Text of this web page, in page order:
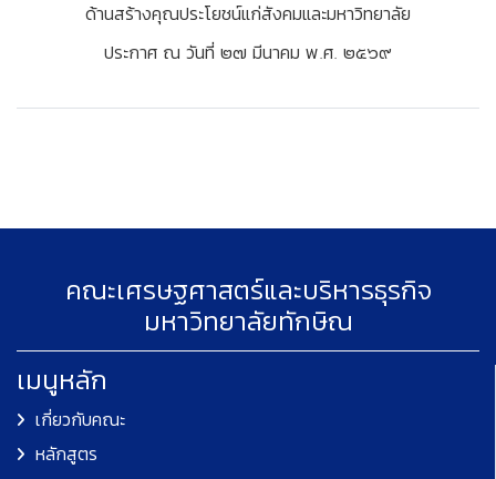
ด้านสร้างคุณประโยชน์แก่สังคมและมหาวิทยาลัย
ประกาศ ณ วันที่ ๒๗ มีนาคม พ.ศ. ๒๕๖๙
คณะเศรษฐศาสตร์และบริหารธุรกิจ
มหาวิทยาลัยทักษิณ
เมนูหลัก
เกี่ยวกับคณะ
หลักสูตร